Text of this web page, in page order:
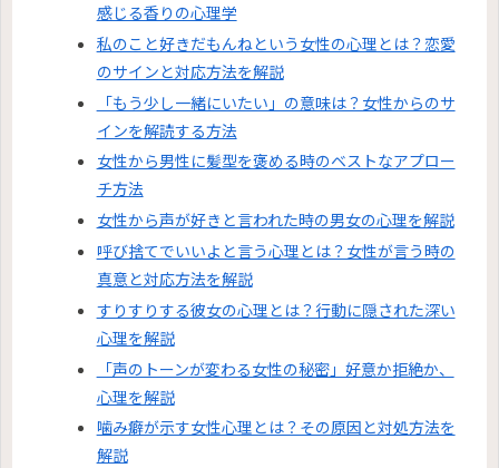
感じる香りの心理学
私のこと好きだもんねという女性の心理とは？恋愛
のサインと対応方法を解説
「もう少し一緒にいたい」の意味は？女性からのサ
インを解読する方法
女性から男性に髪型を褒める時のベストなアプロー
チ方法
女性から声が好きと言われた時の男女の心理を解説
呼び捨てでいいよと言う心理とは？女性が言う時の
真意と対応方法を解説
すりすりする彼女の心理とは？行動に隠された深い
心理を解説
「声のトーンが変わる女性の秘密」好意か拒絶か、
心理を解説
噛み癖が示す女性心理とは？その原因と対処方法を
解説